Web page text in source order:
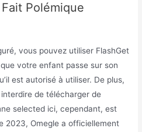
Polémique
vous pouvez utiliser FlashGet
votre enfant passe sur son
est autorisé à utiliser. De plus,
de télécharger de
selected ici, cependant, est
2023, Omegle a officiellement